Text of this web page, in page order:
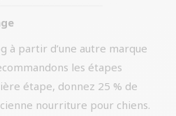
à partir d’une autre marque
les étapes
étape, donnez 25 % de
nourriture pour chiens.